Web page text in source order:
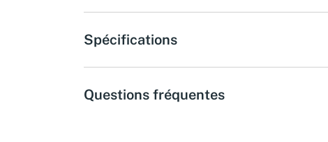
Spécifications
Questions fréquentes